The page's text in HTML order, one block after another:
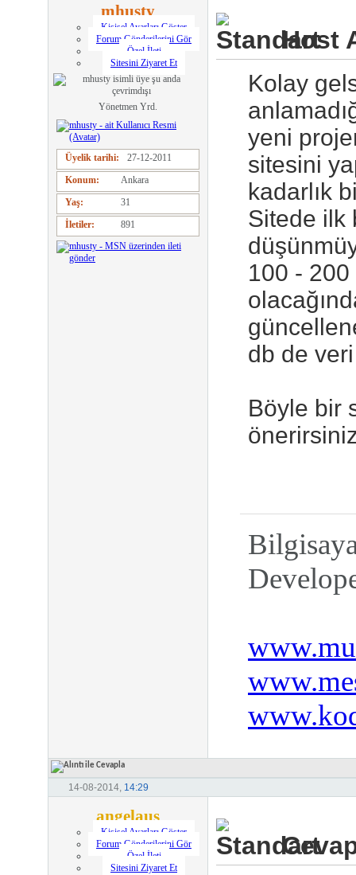
mhusty
Kişisel Ayarları Göster
Forum Gönderilerini Gör
Özel İleti
Sitesini Ziyaret Et
Yönetmen Yrd.
Üyelik tarihi
27-12-2011
Konum
Ankara
Yaş
31
İletiler
891
Host
Kolay
yeni
sitesini
kadarlık
Sitede ilk
100 -
db de
Böyle bir
14-08-2014, 14:29
angelaus
Kişisel Ayarları Göster
Forum Gönderilerini Gör
Özel İleti
Sitesini Ziyaret Et